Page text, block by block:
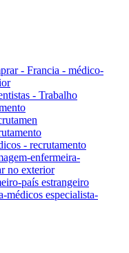
- Francia - médico-
- Trabalho
- recrutamento
enfermeira-
no exterior
país estrangeiro
médicos especialista-